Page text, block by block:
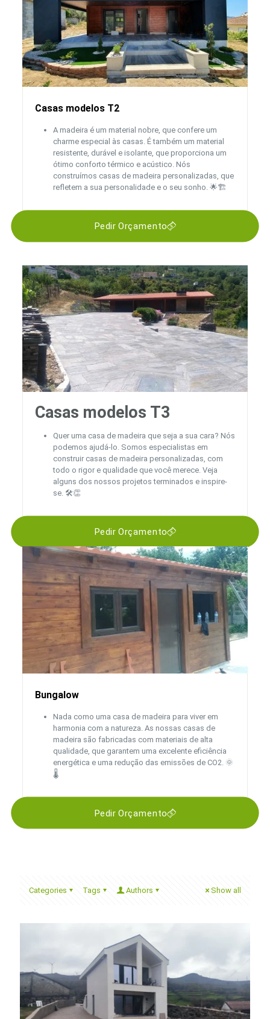
Casas modelos T2
A madeira é um material nobre, que confere um
charme especial às casas. É também um material
resistente, durável e isolante, que proporciona um
ótimo conforto térmico e acústico. Nós
construímos casas de madeira personalizadas, que
refletem a sua personalidade e o seu sonho. 🌟🏗️
Pedir Orçamento
Casas modelos T3
Quer uma casa de madeira que seja a sua cara? Nós
podemos ajudá-lo. Somos especialistas em
construir casas de madeira personalizadas, com
todo o rigor e qualidade que você merece. Veja
alguns dos nossos projetos terminados e inspire-
se. 🛠️👏
Pedir Orçamento
Bungalow
Nada como uma casa de madeira para viver em
harmonia com a natureza. As nossas casas de
madeira são fabricadas com materiais de alta
qualidade, que garantem uma excelente eficiência
energética e uma redução das emissões de CO2. 🌞
🌡️
Pedir Orçamento
Categories Tags Authors Show all